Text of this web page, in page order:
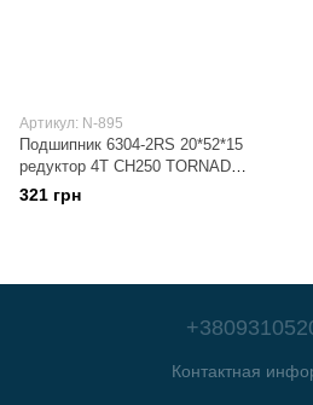
Артикул: N-895
Подшипник 6304-2RS 20*52*15
редуктор 4T CH250 TORNADO
NACHI
321 грн
Контактная